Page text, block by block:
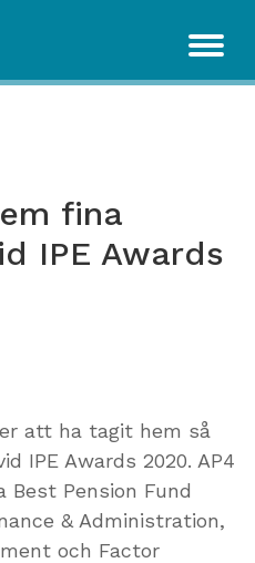
fina
IPE Awards
att ha tagit hem så
IPE Awards 2020. AP4
Best Pension Fund
& Administration,
och Factor